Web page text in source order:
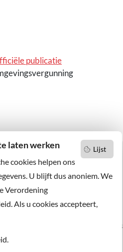
Lijst
laten werken
cookies helpen ons
U blijft dus anoniem. We
Verordening
Als u cookies accepteert,
publicatie
nieuwsbrief
X
Instagram